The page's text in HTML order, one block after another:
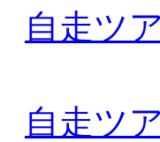
自走ツ
自走ツ